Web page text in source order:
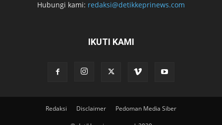
Hubungi kami: redaksi@detikkeprinews.com
IKUTI KAMI
Redaksi Disclaimer Pedoman Media Siber